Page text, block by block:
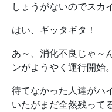
しょうがないのでスカ
はい、ギッタギタ！
あ～、消化不良じゃ～
ンがようやく運行開始。
待てなかった人達がハ
いたがまだ全然残って